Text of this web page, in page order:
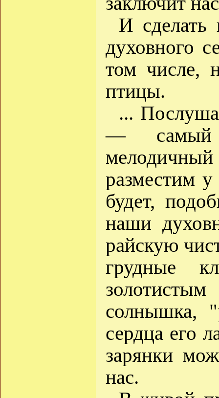
И сделать
духовного
том числе,
птицы.
...
— самый
мелодичный
разместим у
будет,
наши
райскую
грудные
солнышка,
сердца его
зарянки
нас.